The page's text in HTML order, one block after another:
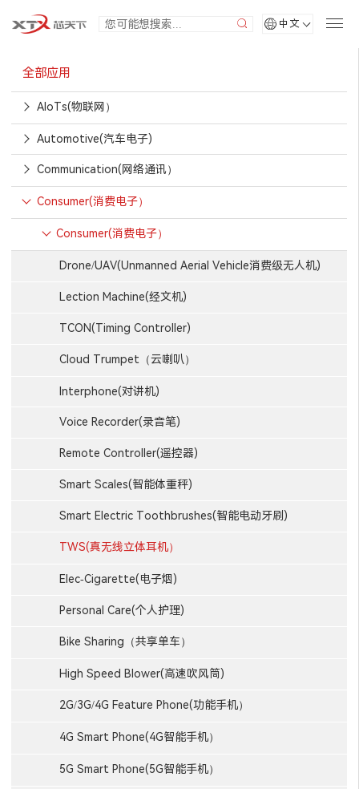
中文
全部应用
AIoTs(物联网）
Automotive(汽车电子)
Communication(网络通讯）
Consumer(消费电子）
Consumer(消费电子）
Drone/UAV(Unmanned Aerial Vehicle消费级无人机)
Lection Machine(经文机)
TCON(Timing Controller)
Cloud Trumpet（云喇叭）
Interphone(对讲机)
Voice Recorder(录音笔)
Remote Controller(遥控器)
Smart Scales(智能体重秤)
Smart Electric Toothbrushes(智能电动牙刷)
TWS(真无线立体耳机）
Elec-Cigarette(电子烟)
Personal Care(个人护理)
Bike Sharing（共享单车）
High Speed Blower(高速吹风筒)
2G/3G/4G Feature Phone(功能手机）
4G Smart Phone(4G智能手机）
5G Smart Phone(5G智能手机）